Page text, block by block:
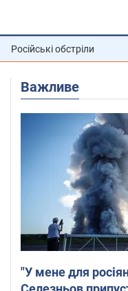
Російські обстріли
Важливе
"У мене для